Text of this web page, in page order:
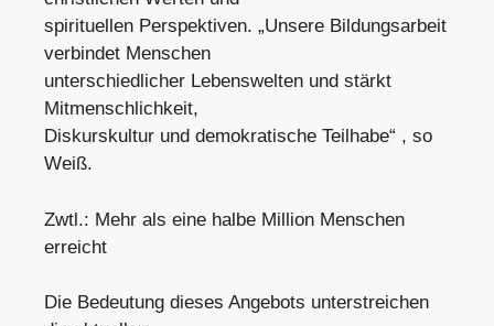
spirituellen Perspektiven. „Unsere Bildungsarbeit
verbindet Menschen
unterschiedlicher Lebenswelten und stärkt
Mitmenschlichkeit,
Diskurskultur und demokratische Teilhabe“ , so
Weiß.
Zwtl.: Mehr als eine halbe Million Menschen
erreicht
Die Bedeutung dieses Angebots unterstreichen